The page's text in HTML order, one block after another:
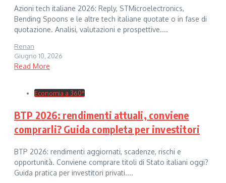
Azioni tech italiane 2026: Reply, STMicroelectronics,
Bending Spoons e le altre tech italiane quotate o in fase di
quotazione. Analisi, valutazioni e prospettive....
Renan
Giugno 10, 2026
Read More
Economia a 360°
BTP 2026: rendimenti attuali, conviene
comprarli? Guida completa per investitori
BTP 2026: rendimenti aggiornati, scadenze, rischi e
opportunità. Conviene comprare titoli di Stato italiani oggi?
Guida pratica per investitori privati....